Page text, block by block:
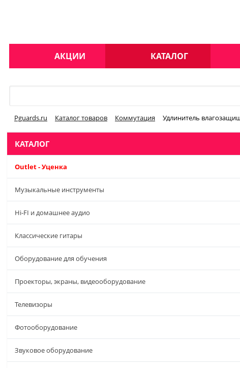
АКЦИИ КАТАЛОГ
Pguards.ru Каталог товаров Коммутация Удлинитель
КАТАЛОГ
Outlet - Уценка
Музыкальные инструменты
Hi-FI и домашнее аудио
Классические гитары
Оборудование для обучения
Проекторы, экраны, видеооборудование
Телевизоры
Фотооборудование
Звуковое оборудование